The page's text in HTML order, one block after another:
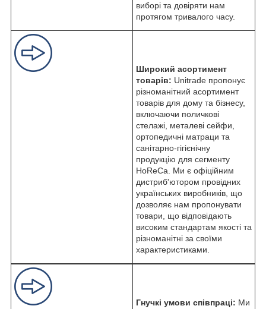
виборі та довіряти нам
протягом тривалого часу.
Широкий асортимент
товарів: Unitrade пропонує
різноманітний асортимент
товарів для дому та бізнесу,
включаючи поличкові
стелажі, металеві сейфи,
ортопедичні матраци та
санітарно-гігієнічну
продукцію для сегменту
HoReCa. Ми є офіційним
дистриб'ютором провідних
українських виробників, що
дозволяє нам пропонувати
товари, що відповідають
високим стандартам якості та
різноманітні за своїми
характеристиками.
Гнучкі умови співпраці: Ми